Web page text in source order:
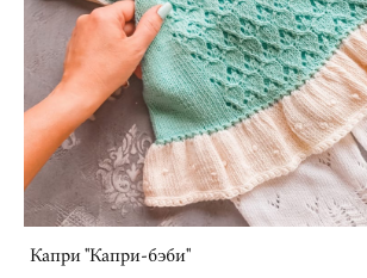
Капри "Капри-бэби"